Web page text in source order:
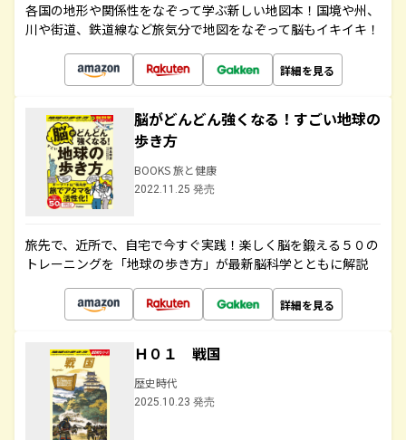
各国の地形や関係性をなぞって学ぶ新しい地図本！国境や州、
川や街道、鉄道線など旅気分で地図をなぞって脳もイキイキ！
詳細を見る
脳がどんどん強くなる！すごい地球の
歩き方
BOOKS 旅と健康
2022.11.25 発売
旅先で、近所で、自宅で今すぐ実践！楽しく脳を鍛える５０の
トレーニングを「地球の歩き方」が最新脳科学とともに解説
詳細を見る
Ｈ０１ 戦国
歴史時代
2025.10.23 発売